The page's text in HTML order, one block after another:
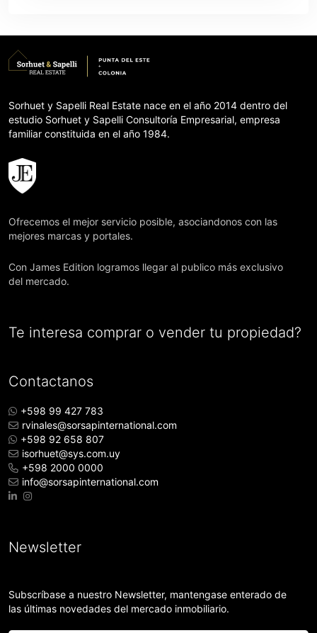
Sorhuet y Sapelli Real Estate nace en el año 2014 dentro del
estudio Sorhuet y Sapelli Consultoría Empresarial, empresa
familiar constituida en el año 1984.
Ofrecemos el mejor servicio posible, asociandonos con las
mejores marcas y portales.
Con James Edition logramos llegar al publico más exclusivo
del mercado.
Te interesa comprar o vender tu propiedad?
Contactanos
+598 99 427 783
rvinales@sorsapinternational.com
+598 92 658 807
isorhuet@sys.com.uy
+598 2000 0000
info@sorsapinternational.com
Newsletter
Subscríbase a nuestro Newsletter, mantengase enterado de
las últimas novedades del mercado inmobiliario.